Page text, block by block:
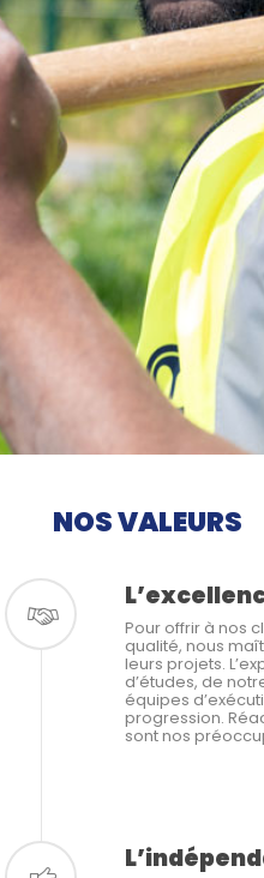
NOS VALEURS
Pour offrir à nos
qualité, nous
leurs projets.
d’études, de
équipes
progression.
sont nos